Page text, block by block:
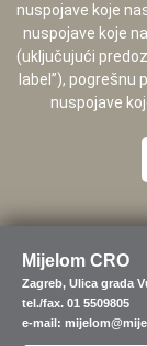
nuspojave koje
nuspojave koje
(uključujući
label”),
nuspojave
Mijelom CRO
Zagreb, Ulica grada
tel./fax. 01 5509805
e-mail: